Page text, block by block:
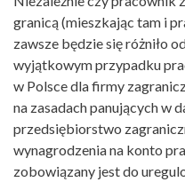
granicą (mieszkając tam i
zawsze będzie się różniło
wyjątkowym przypadku
w Polsce dla firmy
na zasadach panujących w
przedsiębiorstwo
wynagrodzenia na konto
zobowiązany jest do